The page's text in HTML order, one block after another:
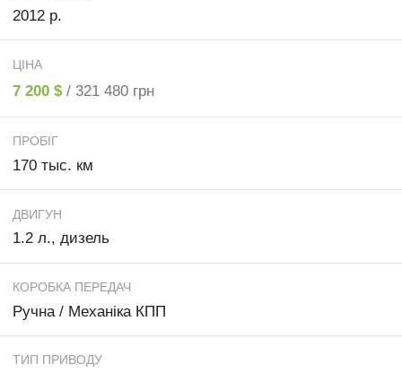
2012 р.
ЦІНА
7 200 $ / 321 480 грн
ПРОБІГ
170 тыс. км
ДВИГУН
1.2 л., дизель
КОРОБКА ПЕРЕДАЧ
Ручна / Механіка КПП
ТИП ПРИВОДУ